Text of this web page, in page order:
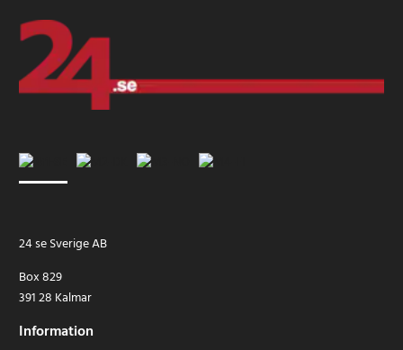
24 se Sverige AB
Box 829
391 28 Kalmar
Information